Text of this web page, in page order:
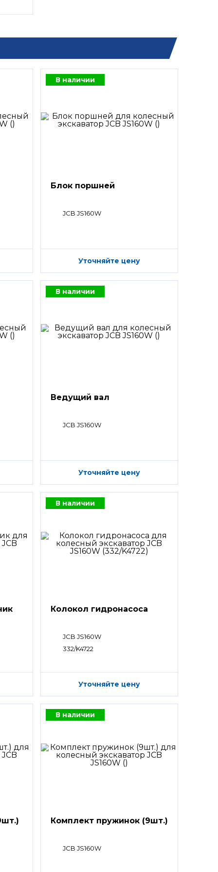
В наличии
Блок поршней
JCB JS160W
Уточняйте цену
В наличии
Ведущий вал
JCB JS160W
Уточняйте цену
В наличии
Колокол гидронасоса
JCB JS160W
332/K4722
Уточняйте цену
В наличии
Комплект пружинок (9шт.)
JCB JS160W